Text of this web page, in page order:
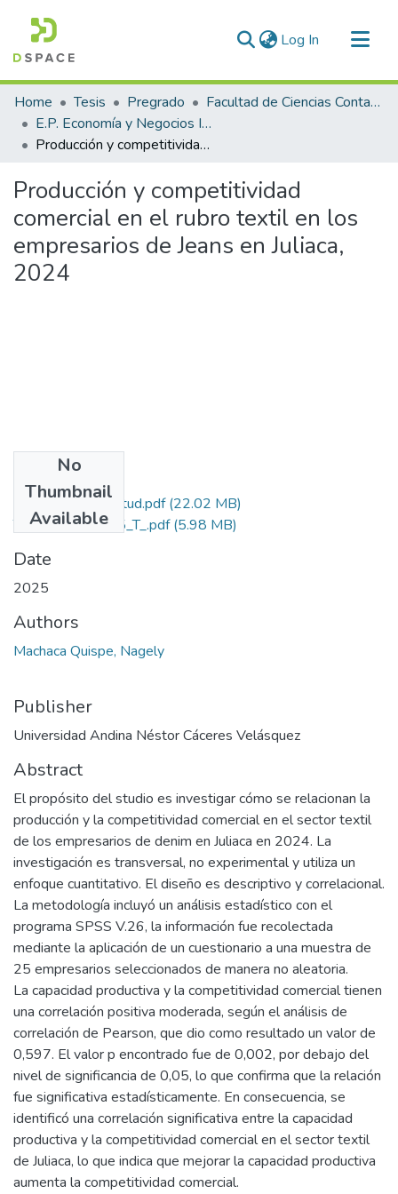
Log In (current)
Communities & Collections
All of DSpace
Statistics
Home Tesis Pregrado
Facultad de Ciencias Contables y Financieras
E.P. Economía y Negocios Internacionales
Producción y competitividad comercial en el rubro textil en los empresarios de Jeans en Juliaca, 2024
Producción y competitividad
comercial en el rubro textil en los
empresarios de Jeans en Juliaca,
2024
No
Thumbnail
Available
Grado de Similitud.pdf(22.02 MB)
T036_76230975_T_.pdf(5.98 MB)
Date
2025
Authors
Machaca Quispe, Nagely
Publisher
Universidad Andina Néstor Cáceres Velásquez
Abstract
El propósito del studio es investigar cómo se relacionan la
producción y la competitividad comercial en el sector textil
de los empresarios de denim en Juliaca en 2024. La
investigación es transversal, no experimental y utiliza un
enfoque cuantitativo. El diseño es descriptivo y correlacional.
La metodología incluyó un análisis estadístico con el
programa SPSS V.26, la información fue recolectada
mediante la aplicación de un cuestionario a una muestra de
25 empresarios seleccionados de manera no aleatoria.
La capacidad productiva y la competitividad comercial tienen
una correlación positiva moderada, según el análisis de
correlación de Pearson, que dio como resultado un valor de
0,597. El valor p encontrado fue de 0,002, por debajo del
nivel de significancia de 0,05, lo que confirma que la relación
fue significativa estadísticamente. En consecuencia, se
identificó una correlación significativa entre la capacidad
productiva y la competitividad comercial en el sector textil
de Juliaca, lo que indica que mejorar la capacidad productiva
aumenta la competitividad comercial.